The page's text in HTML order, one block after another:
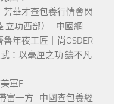
芳華才查包養行情會閃
立功西部）_中國網
魯年夜工匠｜尚OSDER
：以毫厘之功 鑄不凡
軍F
富一方_中國查包養經